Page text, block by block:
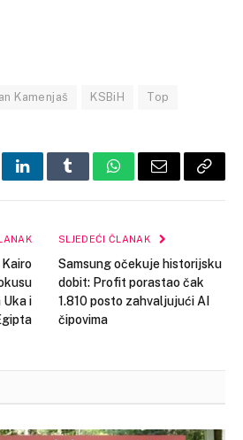
Kamenjaš KSBiH Top
LinkedInTumblrWhatsApp
Email Copy
Uka i
SLJEDEĆI ČLANAK
Samsung očekuje historijsku
dobit: Profit porastao čak
1.810 posto zahvaljujući AI
čipovima